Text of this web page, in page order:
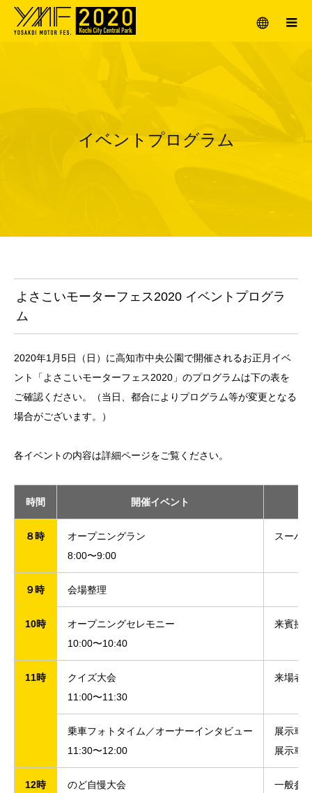
メニュー
イベントプログラム
よさこいモーターフェス2020 イベントプログラ
ム
2020年1月5日（日）に高知市中央公園で開催されるお正月イベ
ント「よさこいモーターフェス2020」のプログラムは下の表を
ご確認ください。（当日、都合によりプログラム等が変更となる
場合がございます。）
各イベントの内容は詳細ページをご覧ください。
時間 開催イベント
８時
オープニングラン
8:00〜9:00
スーパ
９時 会場整理
10時
オープニングセレモニー
10:00〜10:40
来賓挨
11時
クイズ大会
11:00〜11:30
来場者
乗車フォトタイム／オーナーインタビュー
11:30〜12:00
展示車
展示車
12時
のど自慢大会
一般参